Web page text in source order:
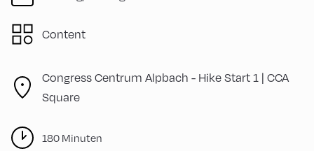
Content
Congress Centrum Alpbach - Hike Start 1 | CCA
Square
180 Minuten